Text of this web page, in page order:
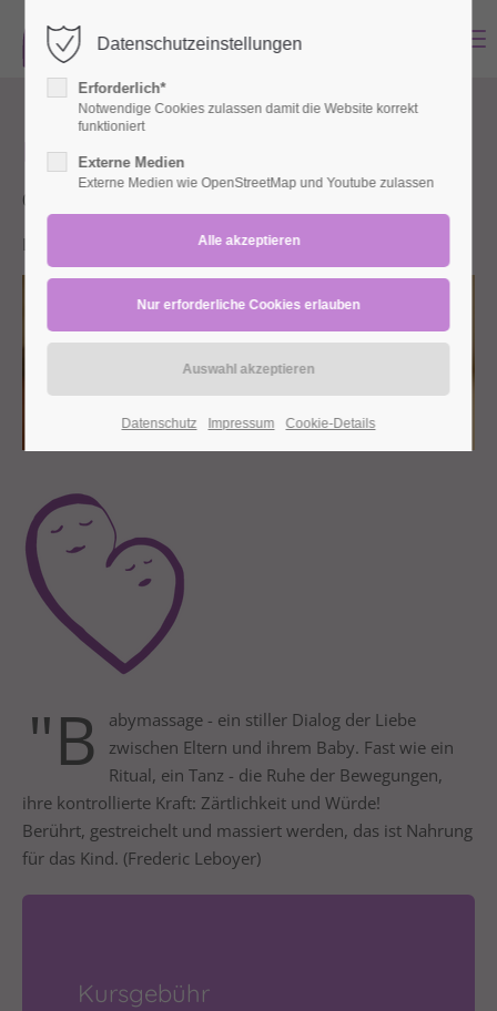
Login
Benutzername
Lost your password?
Support
24h / 365days
We offer support for our customers
Get in touch
Cybersteel Inc.
376-293 City Road, Suite 600
San Francisco, CA 94102
Drop us a line
Babymassage November
04.11.2026 10:30–09.12.2026 11:45
Lohbachstraße (Lohbachstraße 28, 42553 Velbert)
"B
abymassage - ein stiller Dialog der Liebe
zwischen Eltern und ihrem Baby. Fast wie ein
Ritual, ein Tanz - die Ruhe der Bewegungen,
ihre kontrollierte Kraft: Zärtlichkeit und Würde!
Berührt, gestreichelt und massiert werden, das ist Nahrung
für das Kind. (Frederic Leboyer)
Kursgebühr
Datenschutzeinstellungen
Erforderlich*
Notwendige Cookies zulassen damit die Website korrekt
funktioniert
Externe Medien
Externe Medien wie OpenStreetMap und Youtube zulassen
Datenschutz Impressum Cookie-Details